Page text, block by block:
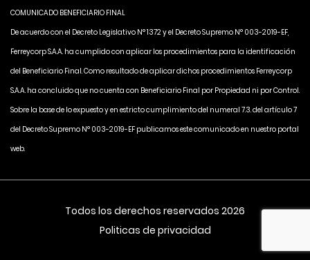
COMUNICADO BENEFICIARIO FINAL
De acuerdo con el Decreto Legislativo N° 1372 y el Decreto Supremo N° 003-2019-EF,
Ferreycorp S.A.A. ha cumplido con aplicar los procedimientos para la identificación
del Beneficiario Final. Como resultado de aplicar dichos procedimientos Ferreycorp
S.A.A. ha concluido que no cuenta con Beneficiario Final por Propiedad ni por Control.
Sobre la base de lo expuesto y en estricto cumplimiento del numeral 7.3. del artículo 7
del Decreto Supremo N° 003-2019-EF publicamos este comunicado en nuestro portal
web.
Todos los derechos reservados 2026
Politicas de privacidad